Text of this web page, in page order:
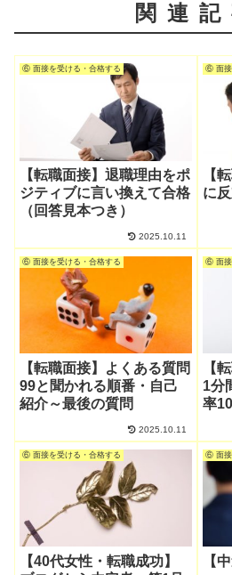
関連記
⑥ 面接を受ける・合格する
【転職面接】退職理由をポ
ジティブに言い換えて合格
（回答見本つき）
2025.10.11
⑥ 面接
【
に
⑥ 面接を受ける・合格する
【転職面接】よくある質問
99と聞かれる順番・自己
紹介～最後の質問
2025.10.11
⑥ 面接
【
1分
率
⑥ 面接を受ける・合格する
【40代女性・転職成功】
⑥ 面接
【